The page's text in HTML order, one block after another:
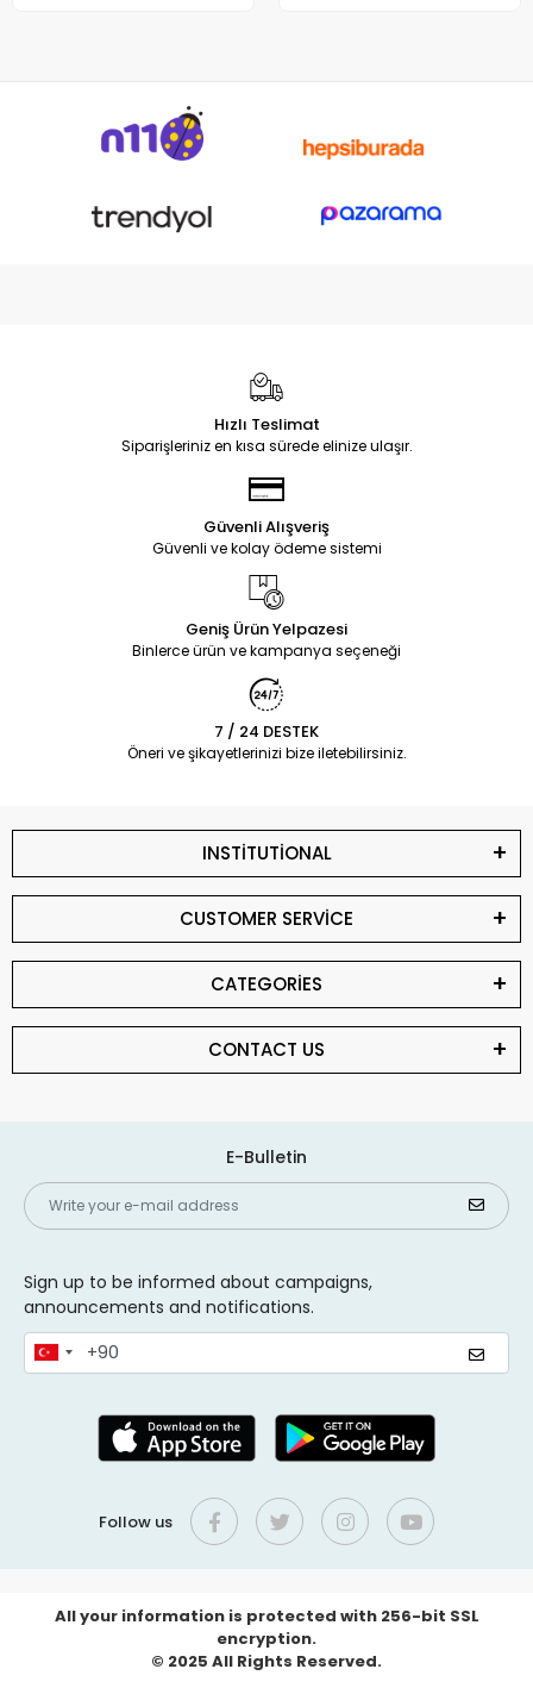
Hızlı Teslimat
Siparişleriniz en kısa sürede elinize ulaşır.
Güvenli Alışveriş
Güvenli ve kolay ödeme sistemi
Geniş Ürün Yelpazesi
Binlerce ürün ve kampanya seçeneği
7 / 24 DESTEK
Öneri ve şikayetlerinizi bize iletebilirsiniz.
INSTİTUTİONAL
CUSTOMER SERVİCE
CATEGORİES
CONTACT US
E-Bulletin
Sign up to be informed about campaigns,
announcements and notifications.
Follow us
All your information is protected with 256-bit SSL
encryption.
© 2025 All Rights Reserved.